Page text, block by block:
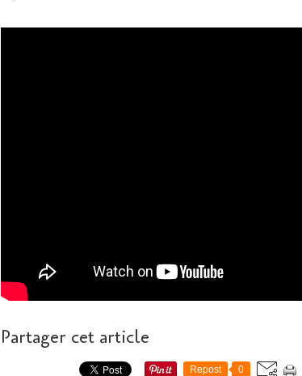
Partager cet article
Repost 0